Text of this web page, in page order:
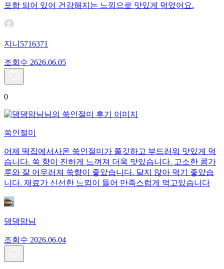
포함 되어 있어 건강해지는 느낌으로 맛있게 먹었어요.
지니5716371
조회수 2626.06.05
0
쑥인절미
어제 떡집에서사온 쑥인절미가 쫄깃하고 부드러워 맛있게 먹
습니다. 쑥 향이 진하게 느껴져 더욱 맛있습니다. 고소한 콩가
루와 잘 어우러져 쑥향이 좋았습니다. 달지 않아 먹기 좋았습
니다. 재료가 신선한 느낌이 들어 만족스럽게 먹고있습니다
댕댕맘님
조회수 2026.06.04